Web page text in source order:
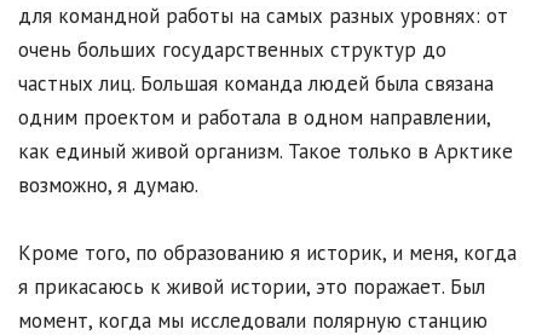
для командной работы на самых разных уровнях: от
очень больших государственных структур до
частных лиц. Большая команда людей была связана
одним проектом и работала в одном направлении,
как единый живой организм. Такое только в Арктике
возможно, я думаю.
Кроме того, по образованию я историк, и меня, когда
я прикасаюсь к живой истории, это поражает. Был
момент, когда мы исследовали полярную станцию